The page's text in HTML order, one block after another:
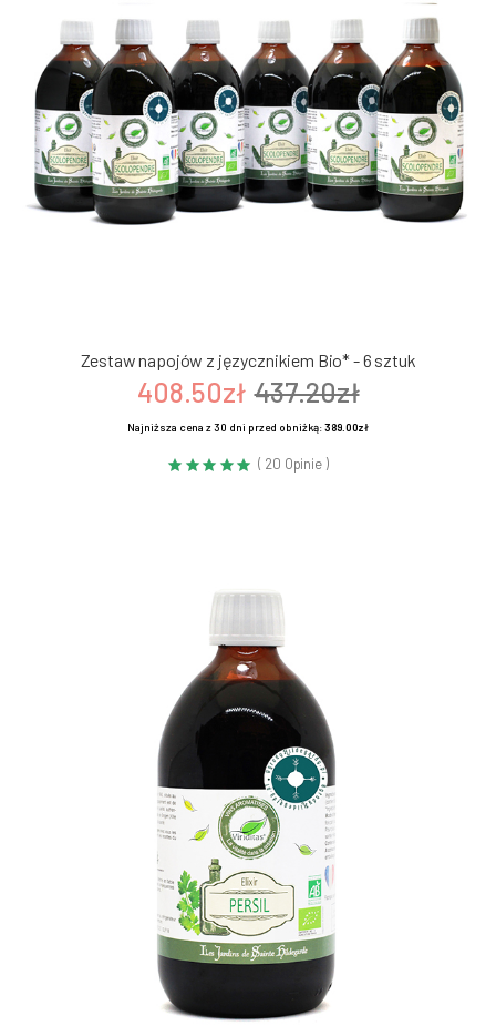
Zestaw napojów z języcznikiem Bio* - 6 sztuk
408.50zł 437.20zł
Najniższa cena z 30 dni przed obniżką:389.00zł
( 20 Opinie )